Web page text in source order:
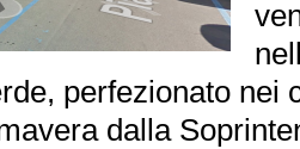
perfezionato nei
dalla